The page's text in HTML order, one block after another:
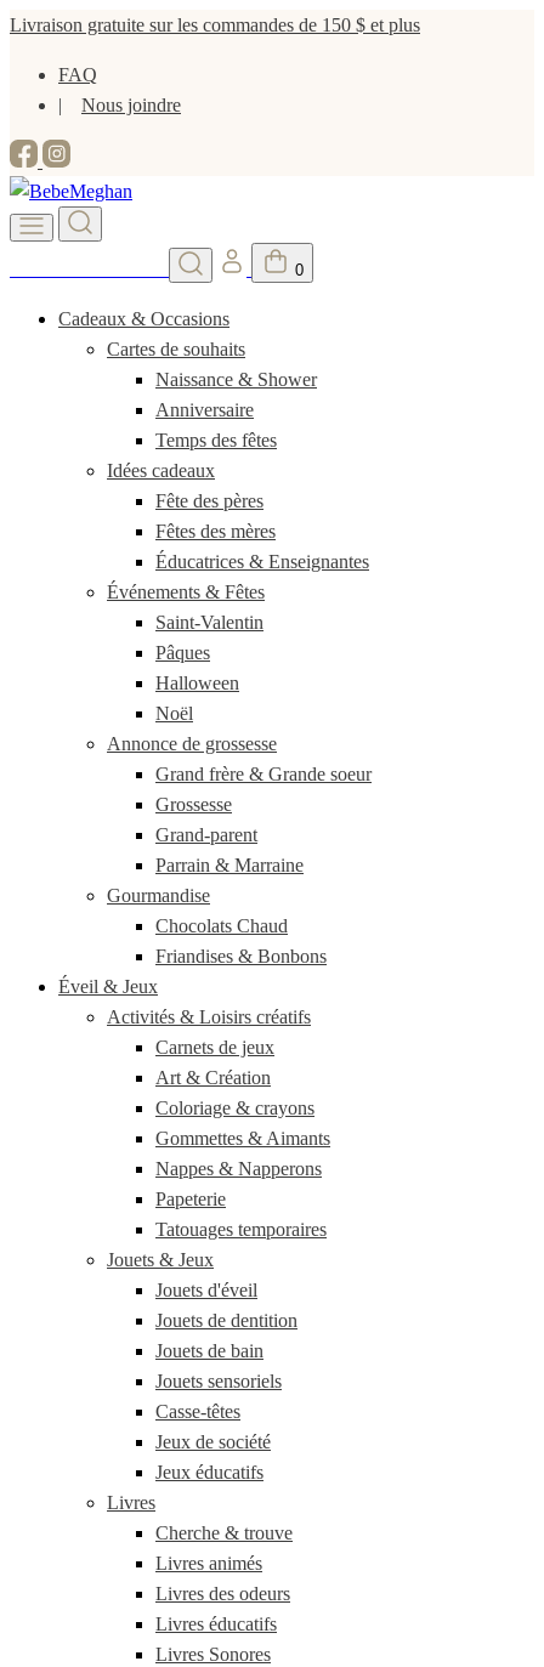
Livraison gratuite sur les commandes de 150 $ et plus
FAQ
Nous joindre
0
Cadeaux & Occasions
Cartes de souhaits
Naissance & Shower
Anniversaire
Temps des fêtes
Idées cadeaux
Fête des pères
Fêtes des mères
Éducatrices & Enseignantes
Événements & Fêtes
Saint-Valentin
Pâques
Halloween
Noël
Annonce de grossesse
Grand frère & Grande soeur
Grossesse
Grand-parent
Parrain & Marraine
Gourmandise
Chocolats Chaud
Friandises & Bonbons
Éveil & Jeux
Activités & Loisirs créatifs
Carnets de jeux
Art & Création
Coloriage & crayons
Gommettes & Aimants
Nappes & Napperons
Papeterie
Tatouages temporaires
Jouets & Jeux
Jouets d'éveil
Jouets de dentition
Jouets de bain
Jouets sensoriels
Casse-têtes
Jeux de société
Jeux éducatifs
Livres
Cherche & trouve
Livres animés
Livres des odeurs
Livres éducatifs
Livres Sonores